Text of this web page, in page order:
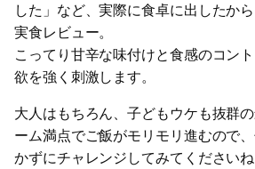
した」など、実際に食卓に出したか
実食レビュー。
こってり甘辛な味付けと食感のコン
欲を強く刺激します。
大人はもちろん、子どもウケも抜群
ーム満点でご飯がモリモリ進むので
かずにチャレンジしてみてくださいね